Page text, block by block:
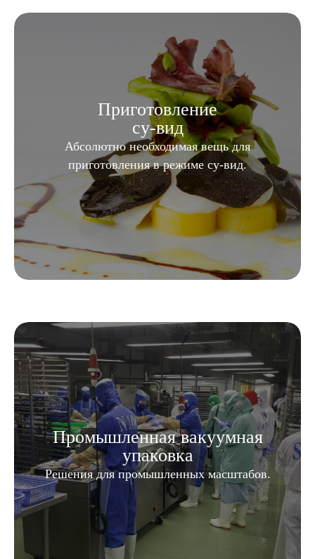
Приготовление
су-вид
Абсолютно необходимая вещь для
приготовления в режиме су-вид.
Промышленная вакуумная
упаковка
Решения для промышленных масштабов.